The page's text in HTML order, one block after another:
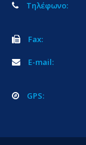
Τηλέφωνο:
Fax:
E-mail:
GPS: